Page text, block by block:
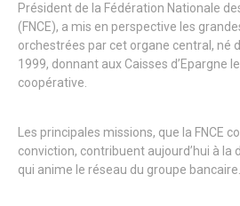
Président de la Fédération Nationale
(FNCE), a mis en perspective les
orchestrées par cet organe central, né
1999, donnant aux Caisses d’Epargne
coopérative.
Les principales missions, que la FNCE
conviction, contribuent aujourd’hui à la
qui anime le réseau du groupe bancaire.